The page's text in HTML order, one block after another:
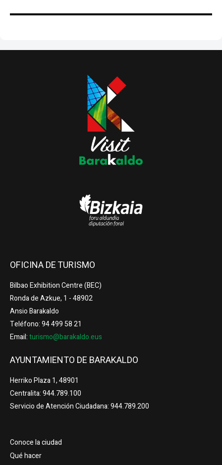
OFICINA DE TURISMO
Bilbao Exhibition Centre (BEC)
Ronda de Azkue, 1 - 48902
Ansio Barakaldo
Teléfono: 94 499 58 21
Email:turismo@barakaldo.eus
AYUNTAMIENTO DE BARAKALDO
Herriko Plaza 1, 48901
Centralita: 944.789.100
Servicio de Atención Ciudadana: 944.789.200
Conoce la ciudad
Qué hacer